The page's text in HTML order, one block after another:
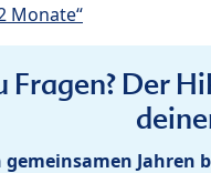
Monate“
Fragen? Der
gemeinsamen Jahren